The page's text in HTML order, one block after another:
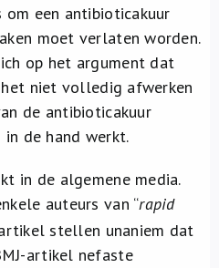
een antibioticakuur
moet verlaten worden.
op het argument dat
niet volledig afwerken
de antibioticakuur
de hand werkt.
in de algemene media.
auteurs van “rapid
stellen unaniem dat
artikel nefaste